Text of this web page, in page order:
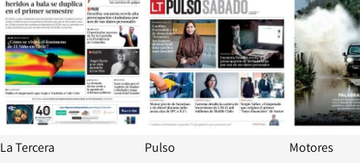
La Tercera Pulso Motores